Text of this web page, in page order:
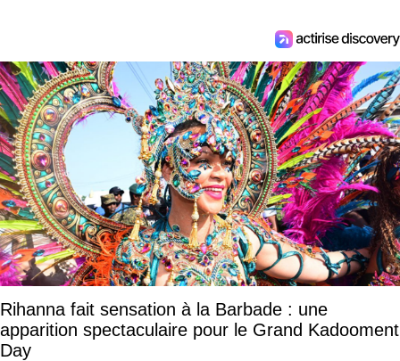
Rihanna fait sensation à la Barbade : une
apparition spectaculaire pour le Grand Kadooment
Day